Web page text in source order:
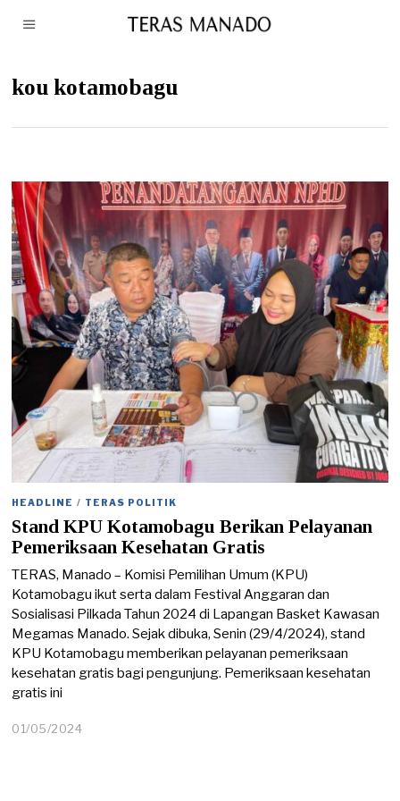
kou kotamobagu
HEADLINE / TERAS POLITIK
Stand KPU Kotamobagu Berikan Pelayanan
Pemeriksaan Kesehatan Gratis
TERAS, Manado – Komisi Pemilihan Umum (KPU)
Kotamobagu ikut serta dalam Festival Anggaran dan
Sosialisasi Pilkada Tahun 2024 di Lapangan Basket Kawasan
Megamas Manado. Sejak dibuka, Senin (29/4/2024), stand
KPU Kotamobagu memberikan pelayanan pemeriksaan
kesehatan gratis bagi pengunjung. Pemeriksaan kesehatan
gratis ini
01/05/2024